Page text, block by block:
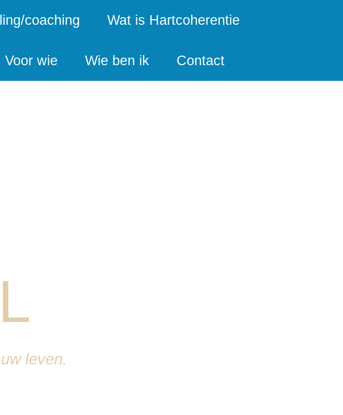
coaching Wat is Hartcoherentie
Voor wie Wie ben ik Contact
leven.